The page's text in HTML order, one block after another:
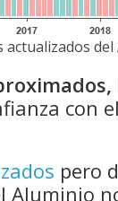
actualizados
con
pero
Aluminio